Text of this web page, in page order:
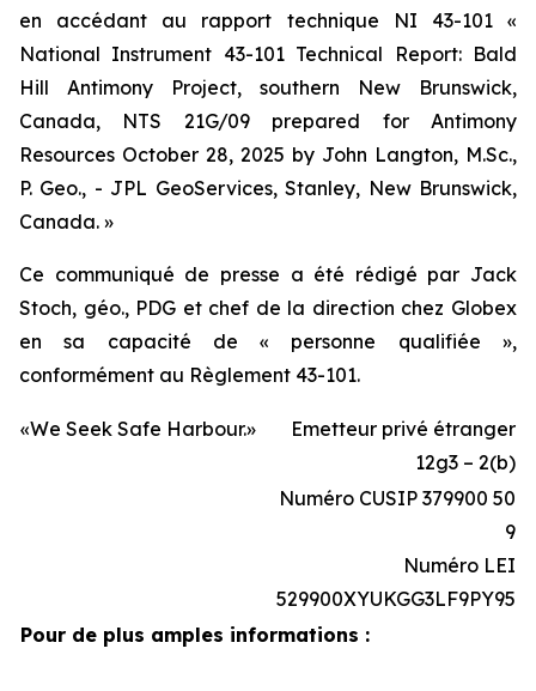
en accédant au rapport technique NI 43-101 «
National Instrument 43-101 Technical Report: Bald
Hill Antimony Project, southern New Brunswick,
Canada, NTS 21G/09 prepared for Antimony
Resources October 28, 2025 by John Langton, M.Sc.,
P. Geo., - JPL GeoServices, Stanley, New Brunswick,
Canada. »
Ce communiqué de presse a été rédigé par Jack
Stoch, géo., PDG et chef de la direction chez Globex
en sa capacité de « personne qualifiée »,
conformément au Règlement 43-101.
«We Seek Safe Harbour.»
Emetteur privé étranger
12g3 – 2(b)
Numéro CUSIP 379900 50
9
Numéro LEI
529900XYUKGG3LF9PY95
Pour de plus amples informations :